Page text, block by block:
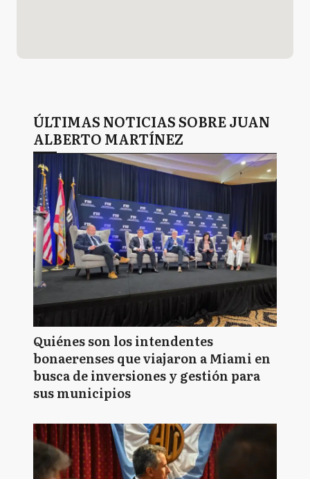
ÚLTIMAS NOTICIAS SOBRE JUAN
ALBERTO MARTÍNEZ
Quiénes son los intendentes
bonaerenses que viajaron a Miami en
busca de inversiones y gestión para
sus municipios